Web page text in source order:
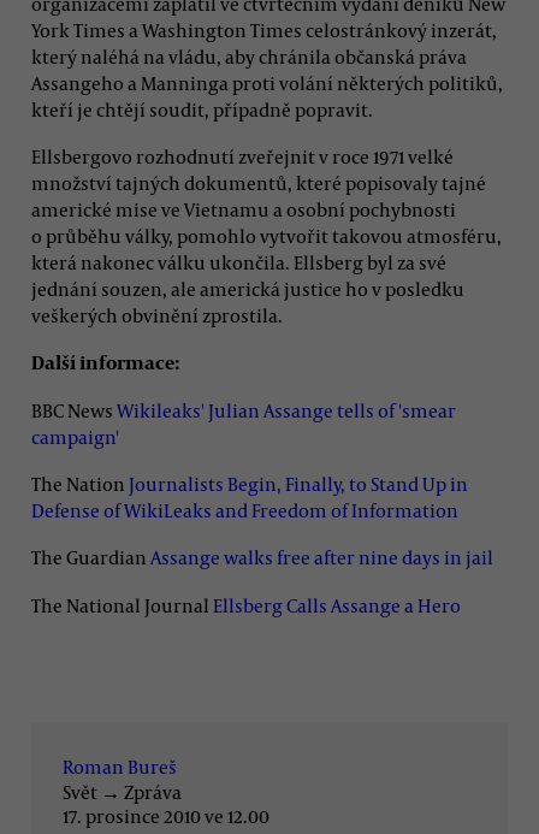
York Times a Washington Times celostránkový inzerát,
který naléhá na vládu, aby chránila občanská práva
Assangeho a Manninga proti volání některých politiků,
kteří je chtějí soudit, případně popravit.
Ellsbergovo rozhodnutí zveřejnit v roce 1971 velké
množství tajných dokumentů, které popisovaly tajné
americké mise ve Vietnamu a osobní pochybnosti
o průběhu války, pomohlo vytvořit takovou atmosféru,
která nakonec válku ukončila. Ellsberg byl za své
jednání souzen, ale americká justice ho v posledku
veškerých obvinění zprostila.
Další informace:
BBC News Wikileaks' Julian Assange tells of 'smear
campaign'
The Nation Journalists Begin, Finally, to Stand Up in
Defense of WikiLeaks and Freedom of Information
The Guardian Assange walks free after nine days in jail
The National Journal Ellsberg Calls Assange a Hero
Roman Bureš
Svět → Zpráva
17. prosince 2010 ve 12.00